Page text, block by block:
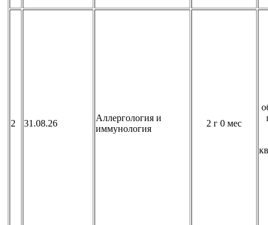
2 31.08.26
Аллергология и
иммунология
2 г 0 мес